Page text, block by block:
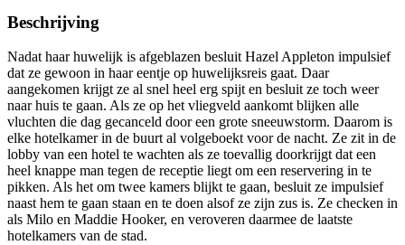
Beschrijving
Nadat haar huwelijk is afgeblazen besluit Hazel Appleton impulsief
dat ze gewoon in haar eentje op huwelijksreis gaat. Daar
aangekomen krijgt ze al snel heel erg spijt en besluit ze toch weer
naar huis te gaan. Als ze op het vliegveld aankomt blijken alle
vluchten die dag gecanceld door een grote sneeuwstorm. Daarom is
elke hotelkamer in de buurt al volgeboekt voor de nacht. Ze zit in de
lobby van een hotel te wachten als ze toevallig doorkrijgt dat een
heel knappe man tegen de receptie liegt om een reservering in te
pikken. Als het om twee kamers blijkt te gaan, besluit ze impulsief
naast hem te gaan staan en te doen alsof ze zijn zus is. Ze checken in
als Milo en Maddie Hooker, en veroveren daarmee de laatste
hotelkamers van de stad.